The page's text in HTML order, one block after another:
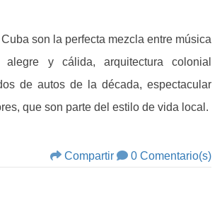
son la perfecta mezcla entre música
alegre y cálida, arquitectura colonial
de autos de la década, espectacular
que son parte del estilo de vida local.
Compartir 0 Comentario(s)